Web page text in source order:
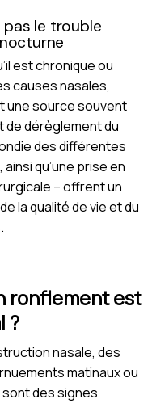
pas le trouble
est chronique ou
causes nasales,
une source souvent
dérèglement du
des différentes
qu’une prise en
– offrent un
la qualité de vie et du
ronflement est
?
nasale, des
matinaux ou
des signes